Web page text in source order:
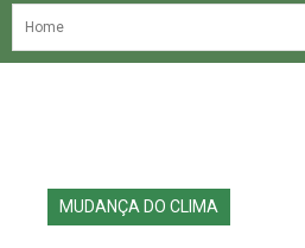
NOSSA HISTÓRIA
EDIÇÕES ANTERIORES
MUDANÇA DO CLIMA